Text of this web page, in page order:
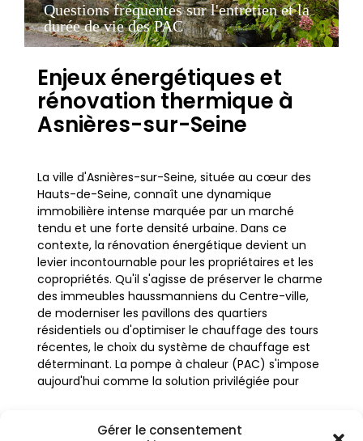
Gérer le consentement
Questions fréquentes sur l'entretien et la
durée de vie des PAC
Enjeux énergétiques et
rénovation thermique à
Asnières-sur-Seine
La ville d'Asnières-sur-Seine, située au cœur des
Hauts-de-Seine, connaît une dynamique
immobilière intense marquée par un marché
tendu et une forte densité urbaine. Dans ce
contexte, la rénovation énergétique devient un
levier incontournable pour les propriétaires et les
copropriétés. Qu'il s'agisse de préserver le charme
des immeubles haussmanniens du Centre-ville,
de moderniser les pavillons des quartiers
résidentiels ou d'optimiser le chauffage des tours
récentes, le choix du système de chauffage est
déterminant. La pompe à chaleur (PAC) s'impose
aujourd'hui comme la solution privilégiée pour
urbaines et environnementales de la région Île-